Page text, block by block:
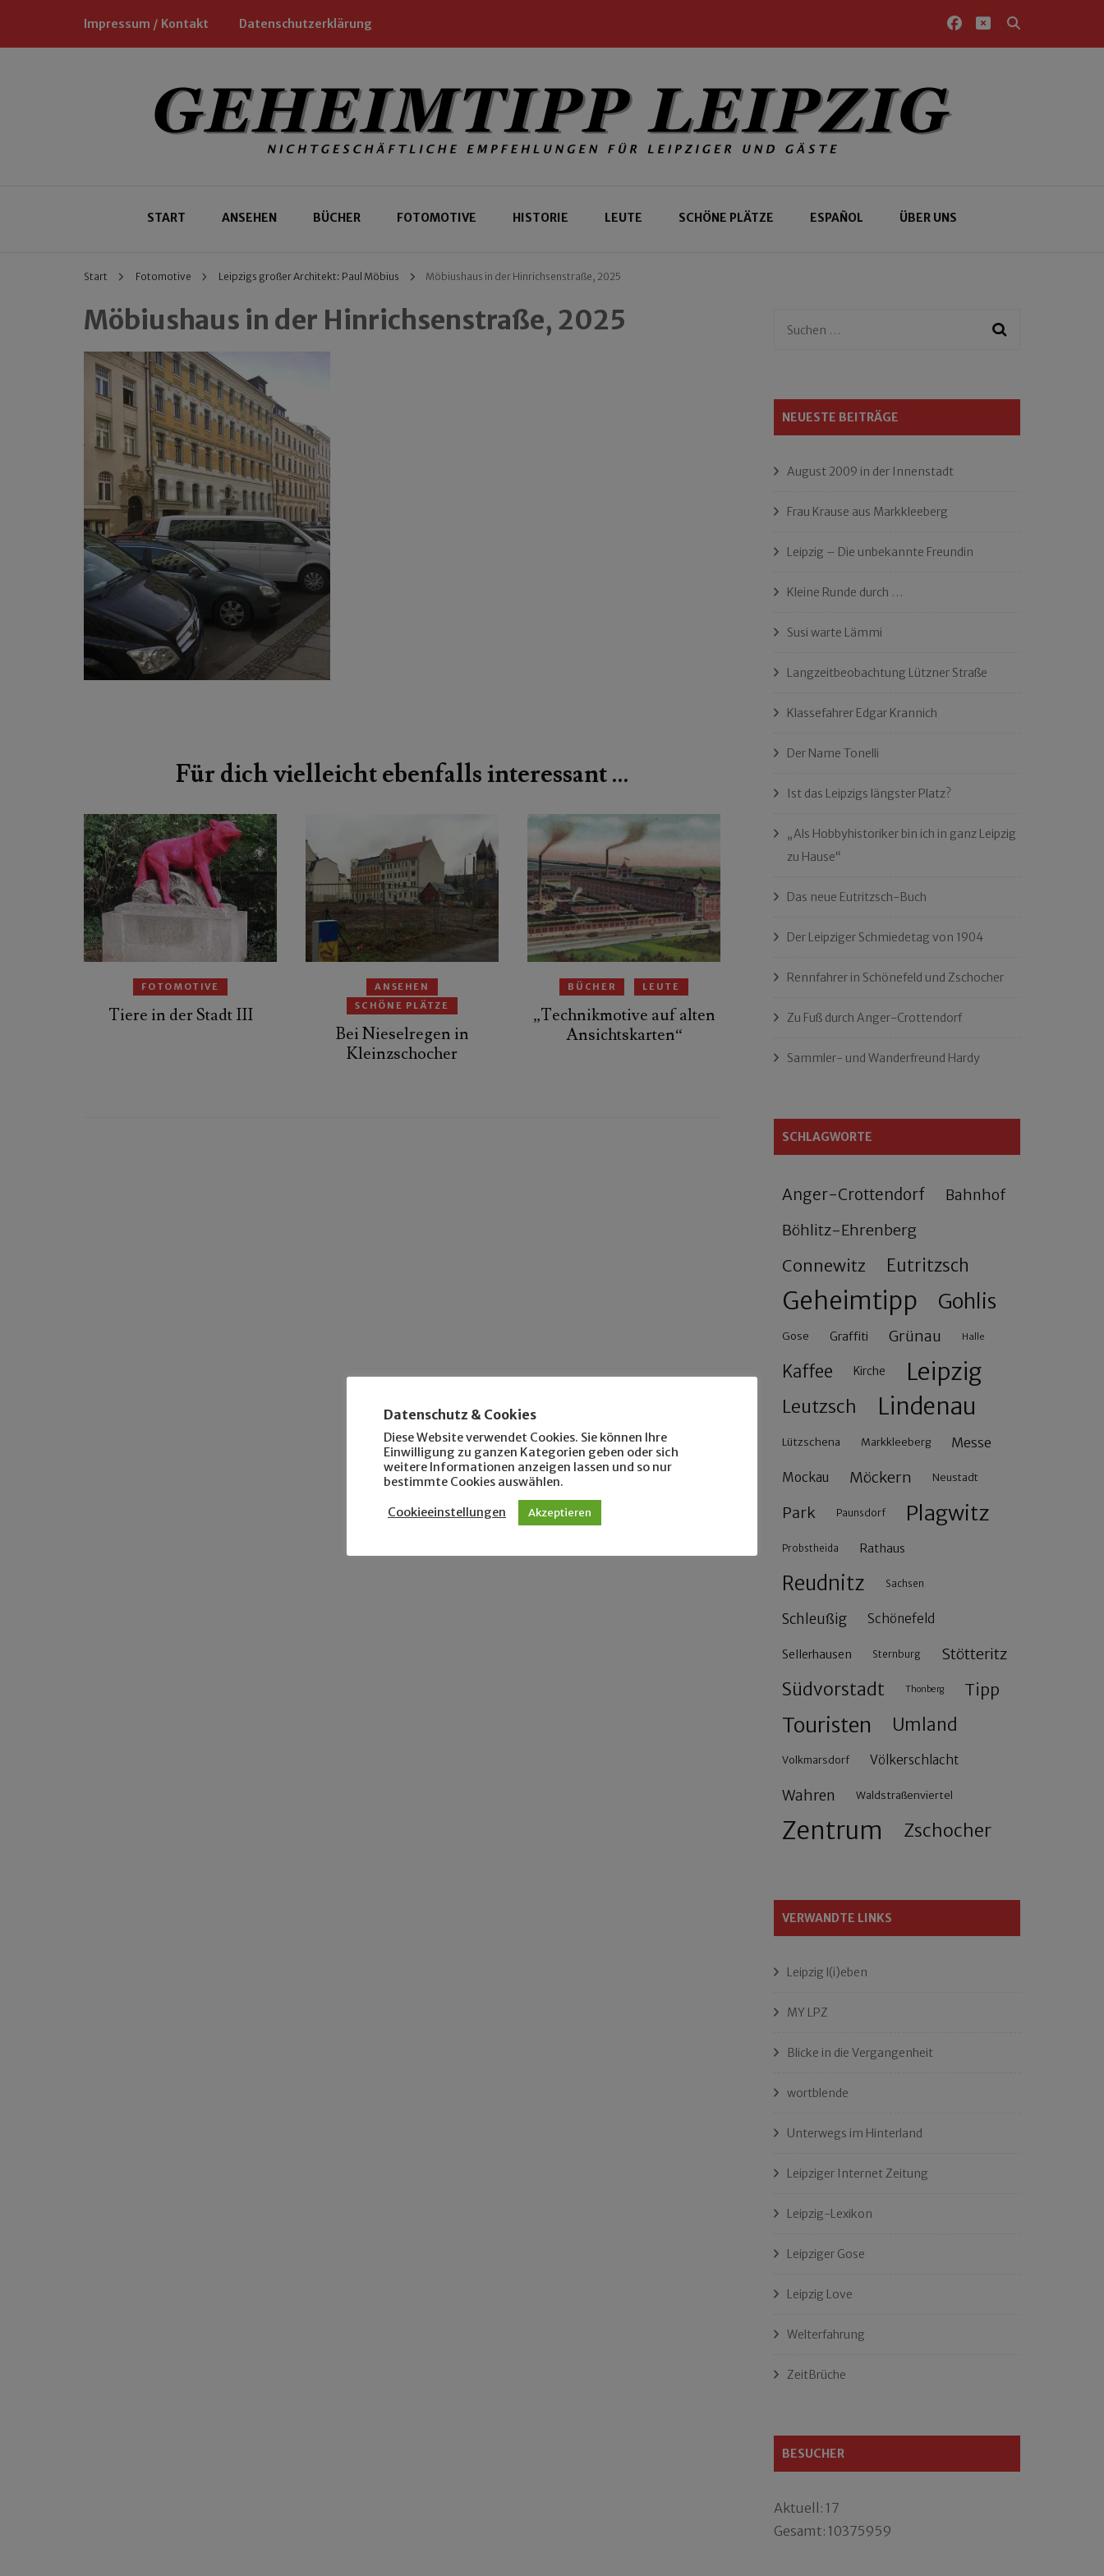
Impressum / Kontakt Datenschutzerklärung
Geheimtipp Leipzig
START ANSEHEN BÜCHER FOTOMOTIVE HISTORIE LEUTE SCHÖNE PLÄTZE ESPAÑOL ÜBER UNS
Start Fotomotive Leipzigs großer Architekt: Paul Möbius Möbiushaus in der Hinrichsenstraße, 2025
Möbiushaus in der Hinrichsenstraße, 2025
Für dich vielleicht ebenfalls interessant …
FOTOMOTIVE
Tiere in der Stadt III
ANSEHEN
SCHÖNE PLÄTZE
Bei Nieselregen in
Kleinzschocher
BÜCHER LEUTE
„Technikmotive auf alten
Ansichtskarten“
Suchen
NEUESTE BEITRÄGE
August 2009 in der Innenstadt
Frau Krause aus Markkleeberg
Leipzig – Die unbekannte Freundin
Kleine Runde durch …
Susi warte Lämmi
Langzeitbeobachtung Lützner Straße
Klassefahrer Edgar Krannich
Der Name Tonelli
Ist das Leipzigs längster Platz?
„Als Hobbyhistoriker bin ich in ganz Leipzig
zu Hause“
Das neue Eutritzsch-Buch
Der Leipziger Schmiedetag von 1904
Rennfahrer in Schönefeld und Zschocher
Zu Fuß durch Anger-Crottendorf
Sammler- und Wanderfreund Hardy
SCHLAGWORTE
Anger-Crottendorf Bahnhof
Böhlitz-Ehrenberg
Connewitz Eutritzsch
Geheimtipp Gohlis
Gose Graffiti Grünau Halle
Kaffee Kirche Leipzig
Leutzsch Lindenau
Lützschena Markkleeberg Messe
Mockau Möckern Neustadt
Park Paunsdorf Plagwitz
Probstheida Rathaus
Reudnitz Sachsen
Schleußig Schönefeld
Sellerhausen Sternburg Stötteritz
Südvorstadt Thonberg Tipp
Touristen Umland
Volkmarsdorf Völkerschlacht
Wahren Waldstraßenviertel
Zentrum Zschocher
VERWANDTE LINKS
Leipzig l(i)eben
MY LPZ
Blicke in die Vergangenheit
wortblende
Unterwegs im Hinterland
Leipziger Internet Zeitung
Leipzig-Lexikon
Leipziger Gose
Leipzig Love
Welterfahrung
ZeitBrüche
BESUCHER
Aktuell: 17
Gesamt: 10375959
Datenschutz & Cookies
Diese Website verwendet Cookies. Sie können Ihre
Einwilligung zu ganzen Kategorien geben oder sich
weitere Informationen anzeigen lassen und so nur
bestimmte Cookies auswählen.
Cookieeinstellungen Akzeptieren